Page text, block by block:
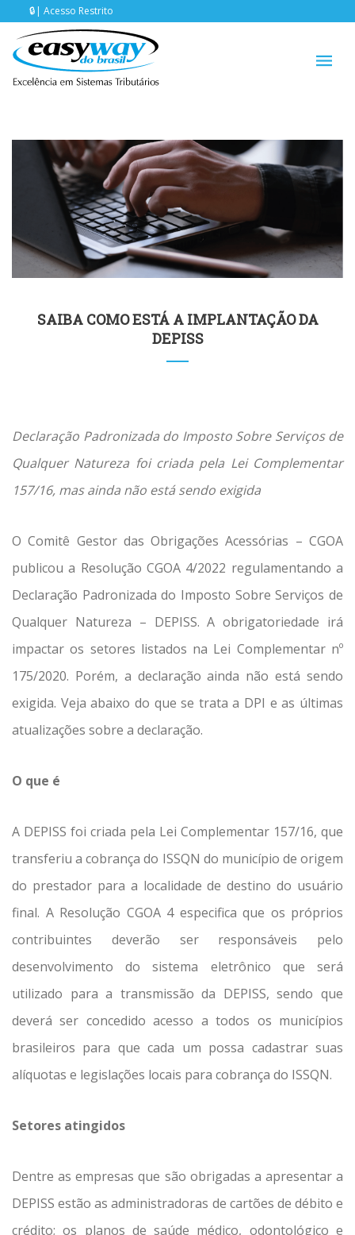
Acesso Restrito
SAIBA COMO ESTÁ A IMPLANTAÇÃO DA
DEPISS
Declaração Padronizada do Imposto Sobre Serviços de
Qualquer Natureza foi criada pela Lei Complementar
157/16, mas ainda não está sendo exigida
O Comitê Gestor das Obrigações Acessórias – CGOA
publicou a Resolução CGOA 4/2022 regulamentando a
Declaração Padronizada do Imposto Sobre Serviços de
Qualquer Natureza – DEPISS. A obrigatoriedade irá
impactar os setores listados na Lei Complementar nº
175/2020. Porém, a declaração ainda não está sendo
exigida. Veja abaixo do que se trata a DPI e as últimas
atualizações sobre a declaração.
O que é
A DEPISS foi criada pela Lei Complementar 157/16, que
transferiu a cobrança do ISSQN do município de origem
do prestador para a localidade de destino do usuário
final. A Resolução CGOA 4 especifica que os próprios
contribuintes deverão ser responsáveis pelo
desenvolvimento do sistema eletrônico que será
utilizado para a transmissão da DEPISS, sendo que
deverá ser concedido acesso a todos os municípios
brasileiros para que cada um possa cadastrar suas
alíquotas e legislações locais para cobrança do ISSQN.
Setores atingidos
Dentre as empresas que são obrigadas a apresentar a
DEPISS estão as administradoras de cartões de débito e
crédito; os planos de saúde médico, odontológico e